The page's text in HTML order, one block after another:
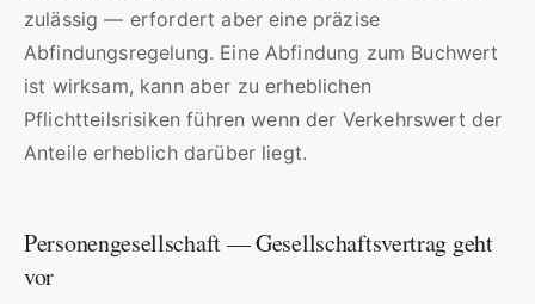
zulässig — erfordert aber eine präzise
Abfindungsregelung. Eine Abfindung zum Buchwert
ist wirksam, kann aber zu erheblichen
Pflichtteilsrisiken führen wenn der Verkehrswert der
Anteile erheblich darüber liegt.
Personengesellschaft — Gesellschaftsvertrag geht
vor